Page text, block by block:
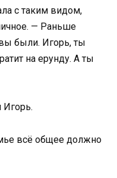
с таким видом,
— Раньше
были. Игорь, ты
на ерунду. А ты
Игорь.
всё общее должно